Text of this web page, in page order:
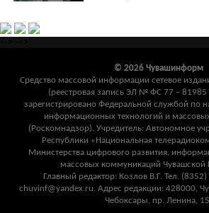
© 2026 Чувашинформ
Средство массовой информации сетевое
(реестровая запись ЭЛ № ФС 77 – 81985
зарегистрировано Федеральной службой по
информационных технологий и
(Роскомнадзор). Учредитель: Автономное
Республики «Национальная
Министерства цифрового развития,
массовых коммуникаций Чувашской
Главный редактор: Козлов В.Г. Тел.
chuvinf@yandex.ru. Адрес редакции: 428000,
Чебоксары, пр. Ленина, 15.